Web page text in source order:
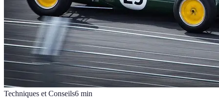
Techniques et Conseils6 min